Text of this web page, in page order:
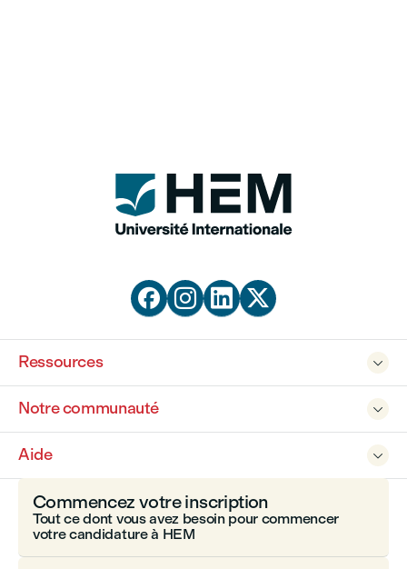
   

Ressources

Notre communauté

Aide
Commencez votre inscription
Tout ce dont vous avez besoin pour commencer
votre candidature à HEM